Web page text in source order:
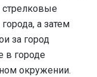
стрелковые
а затем
за город
в городе
окружении.